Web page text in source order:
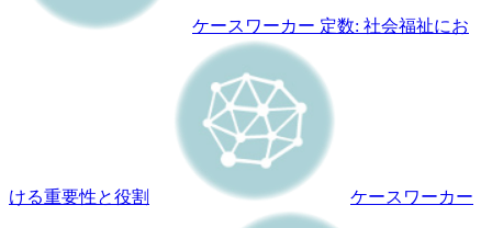
ケースワーカー 定数: 社会福祉にお
ける重要性と役割 ケースワーカー